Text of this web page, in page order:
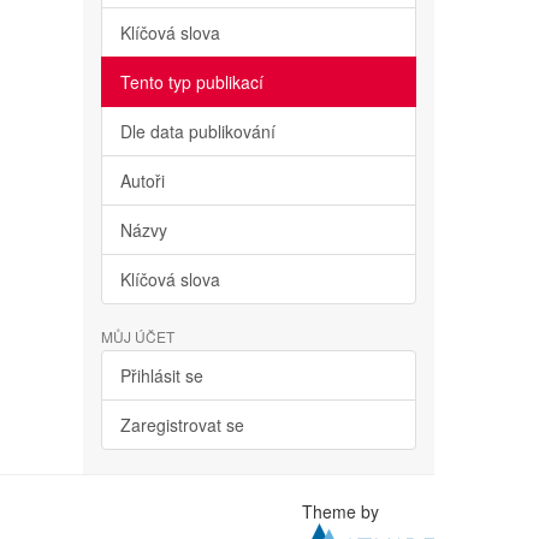
Klíčová slova
Tento typ publikací
Dle data publikování
Autoři
Názvy
Klíčová slova
MŮJ ÚČET
Přihlásit se
Zaregistrovat se
Theme by